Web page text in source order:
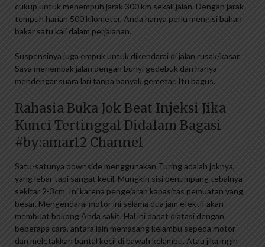
cukup untuk menempuh jarak 300 km sekali jalan. Dengan jarak
tempuh harian 500 kilometer, Anda hanya perlu mengisi bahan
bakar satu kali dalam perjalanan.
Suspensinya juga empuk untuk dikendarai di jalan rusak/kasar.
Saya menembak jalan dengan bunyi gedebuk dan hanya
mendengar suara lari tanpa banyak gemetar. Itu bagus.
Rahasia Buka Jok Beat Injeksi Jika
Kunci Tertinggal Didalam Bagasi
#by:amar12 Channel
Satu-satunya downside menggunakan Turing adalah joknya,
yang lebar tapi sangat kecil. Mungkin sisi penumpang tebalnya
sekitar 2-3cm. Ini karena pengejaran kapasitas pemuatan yang
besar. Mengendarai motor ini selama dua jam efektif akan
membuat bokong Anda sakit. Hal ini dapat diatasi dengan
beberapa cara, antara lain memasang kelambu sepeda motor
dan meletakkan bantal kecil di bawah kelambu. Atau jika ingin